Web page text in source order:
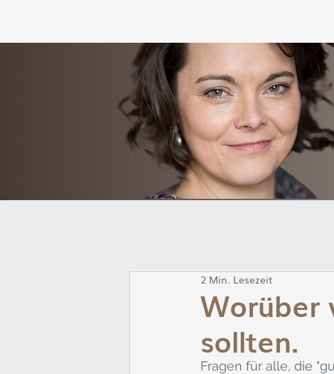
Worüber
sollten.
2 Min. Lesezeit
Fragen für alle, die